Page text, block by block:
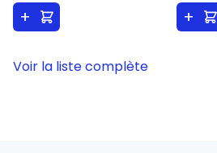
+
+
Voir la liste complète